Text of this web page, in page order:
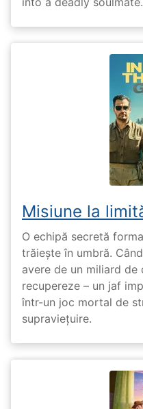
Misiune la
O echipă secretă
trăiește în umbră.
avere de un miliard
recupereze – un jaf
într-un joc mortal de
supraviețuire.